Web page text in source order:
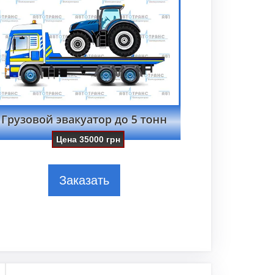
Грузовой эвакуатор до 5 тонн
Цена35000 грн
Заказать